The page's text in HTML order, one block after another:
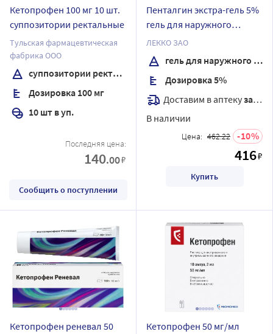
Кетопрофен 100 мг 10 шт.
суппозитории ректальные
Тульская фармацевтическая
фабрика ООО
суппозитории ректальные
Дозировка 100 мг
10 шт в уп.
Последняя цена:
140.00₽
Сообщить о поступлении
Пенталгин экстра-гель 5%
гель для наружного
применения 50 гр
ЛЕККО ЗАО
гель для наружного применения
Дозировка 5%
Доставим в аптекузавтра
В наличии
Цена: 462.22 10
416₽
Купить
Кетопрофен реневал 50
Кетопрофен 50 мг/мл